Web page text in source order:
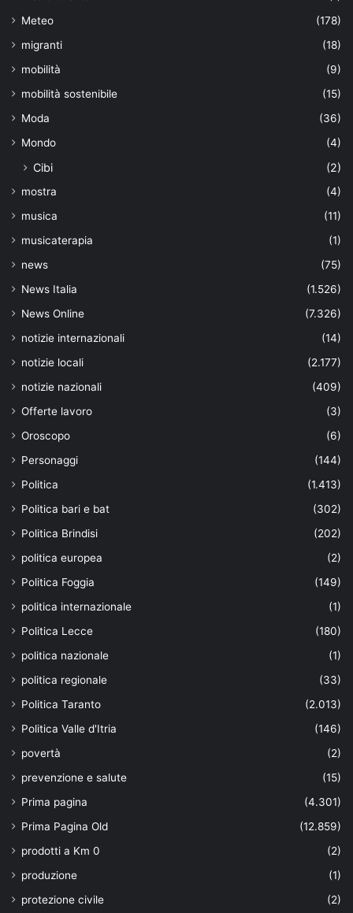
Meteo
(178)
migranti
(18)
mobilità
(9)
mobilità sostenibile
(15)
Moda
(36)
Mondo
(4)
Cibi (2)
mostra
(4)
musica
(11)
musicaterapia
(1)
news
(75)
News Italia
(1.526)
News Online
(7.326)
notizie internazionali
(14)
notizie locali
(2.177)
notizie nazionali
(409)
Offerte lavoro
(3)
Oroscopo
(6)
Personaggi
(144)
Politica
(1.413)
Politica bari e bat
(302)
Politica Brindisi
(202)
politica europea
(2)
Politica Foggia
(149)
politica internazionale
(1)
Politica Lecce
(180)
politica nazionale
(1)
politica regionale
(33)
Politica Taranto
(2.013)
Politica Valle d'Itria
(146)
povertà
(2)
prevenzione e salute
(15)
Prima pagina
(4.301)
Prima Pagina Old
(12.859)
prodotti a Km 0
(2)
produzione
(1)
protezione civile
(2)